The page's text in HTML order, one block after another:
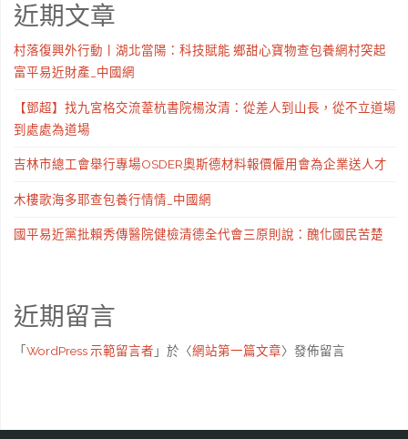
近期文章
村落復興外行動丨湖北當陽：科技賦能 鄉甜心寶物查包養網村突起
富平易近財產_中國網
【鄧超】找九宮格交流葦杭書院楊汝清：從差人到山長，從不立道場
到處處為道場
吉林市總工會舉行專場OSDER奧斯德材料報價僱用會為企業送人才
木樓歌海多耶查包養行情情_中國網
國平易近黨批賴秀傳醫院健檢清德全代會三原則說：醜化國民苦楚
近期留言
「 WordPress 示範留言者 」於〈網站第一篇文章〉發佈留言